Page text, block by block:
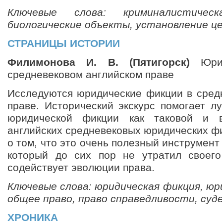
Ключевые слова:
биологические объекты, установление
СТРАНИЦЫ ИСТОРИИ
Филимонова И. В. (Пятигорск)
средневековом английском праве
Исследуются юридические фикции в
праве. Исторический экскурс помогает
юридической фикции как таковой и
английских средневековых юридических
о том, что это очень полезный
который до сих пор не утратил своего
содействует эволюции права.
Ключевые слова: юридическая фикция,
общее право, право справедливости,
ХРОНИКА